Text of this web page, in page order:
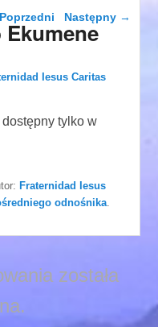
wpisu
Poprzedni Następny →
Iesus Caritas
tylko w
Fraternidad Iesus
odnośnika
została